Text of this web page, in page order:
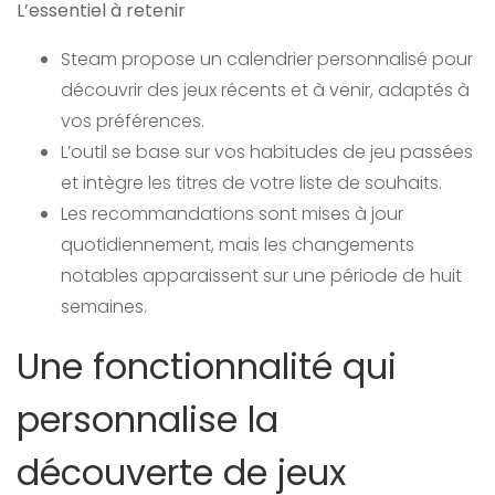
L’essentiel à retenir
Steam propose un calendrier personnalisé pour
découvrir des jeux récents et à venir, adaptés à
vos préférences.
L’outil se base sur vos habitudes de jeu passées
et intègre les titres de votre liste de souhaits.
Les recommandations sont mises à jour
quotidiennement, mais les changements
notables apparaissent sur une période de huit
semaines.
Une fonctionnalité qui
personnalise la
découverte de jeux